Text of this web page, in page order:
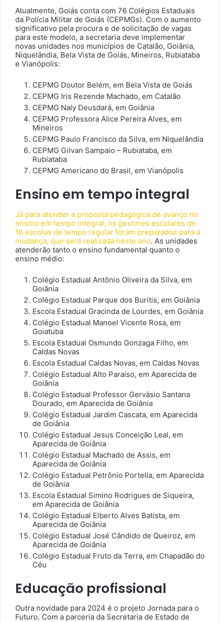
Atualmente, Goiás conta com 76 Colégios Estaduais
da Polícia Militar de Goiás (CEPMGs). Com o aumento
significativo pela procura e de solicitação de vagas
para este modelo, a secretaria deve implementar
novas unidades nos municípios de Catalão, Goiânia,
Niquelândia, Bela Vista de Goiás, Mineiros, Rubiataba
e Vianópolis:
CEPMG Doutor Belém, em Bela Vista de Goiás
CEPMG Iris Rezende Machado, em Catalão
CEPMG Naly Deusdará, em Goiânia
CEPMG Professora Alice Pereira Alves, em
Mineiros
CEPMG Paulo Francisco da Silva, em Niquelândia
CEPMG Gilvan Sampaio – Rubiataba, em
Rubiataba
CEPMG Americano do Brasil, em Vianópolis
Ensino em tempo integral
Já para atender a proposta pedagógica de avanço no
ensino em tempo integral, os gestores escolares de
16 escolas de tempo regular foram preparados para a
mudança, que será realizada neste ano. As unidades
atenderão tanto o ensino fundamental quanto o
ensino médio:
Colégio Estadual Antônio Oliveira da Silva, em
Goiânia
Colégio Estadual Parque dos Buritis, em Goiânia
Escola Estadual Gracinda de Lourdes, em Goiânia
Colégio Estadual Manoel Vicente Rosa, em
Goiatuba
Escola Estadual Osmundo Gonzaga Filho, em
Caldas Novas
Escola Estadual Caldas Novas, em Caldas Novas
Colégio Estadual Alto Paraíso, em Aparecida de
Goiânia
Colégio Estadual Professor Gervásio Santana
Dourado, em Aparecida de Goiânia
Colégio Estadual Jardim Cascata, em Aparecida
de Goiânia
Colégio Estadual Jesus Conceição Leal, em
Aparecida de Goiânia
Colégio Estadual Machado de Assis, em
Aparecida de Goiânia
Colégio Estadual Petrônio Portella, em Aparecida
de Goiânia
Escola Estadual Simino Rodrigues de Siqueira,
em Aparecida de Goiânia
Colégio Estadual Elberto Alves Batista, em
Aparecida de Goiânia
Colégio Estadual José Cândido de Queiroz, em
Aparecida de Goiânia
Colégio Estadual Fruto da Terra, em Chapadão do
Céu
Educação profissional
Outra novidade para 2024 é o projeto Jornada para o
Futuro. Com a parceria da Secretaria de Estado de